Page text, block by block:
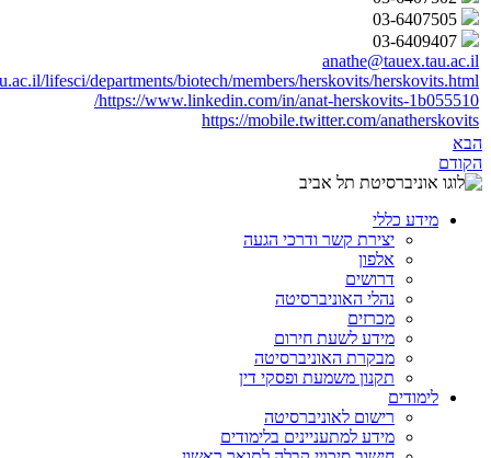
anathe@tauex.tau.ac.il
lifesci/departments/biotech/members/herskovits/herskovits.html
https://www.linkedin.com/in/anat-herskovits-1b055510/
https://mobile.twitter.com/anatherskovits
הבא
הקודם
מידע כללי
יצירת קשר ודרכי הגעה
אלפון
דרושים
נהלי האוניברסיטה
מכרזים
מידע לשעת חירום
מבקרת האוניברסיטה
תקנון משמעת ופסקי דין
לימודים
רישום לאוניברסיטה
מידע למתעניינים בלימודים